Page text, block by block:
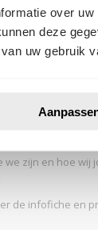
over
deze
uw gebruik
2800 Mechelen
we zijn en hoe wij
de infofiche en